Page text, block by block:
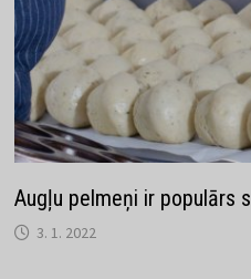
Augļu pelmeņi ir populārs
3. 1. 2022